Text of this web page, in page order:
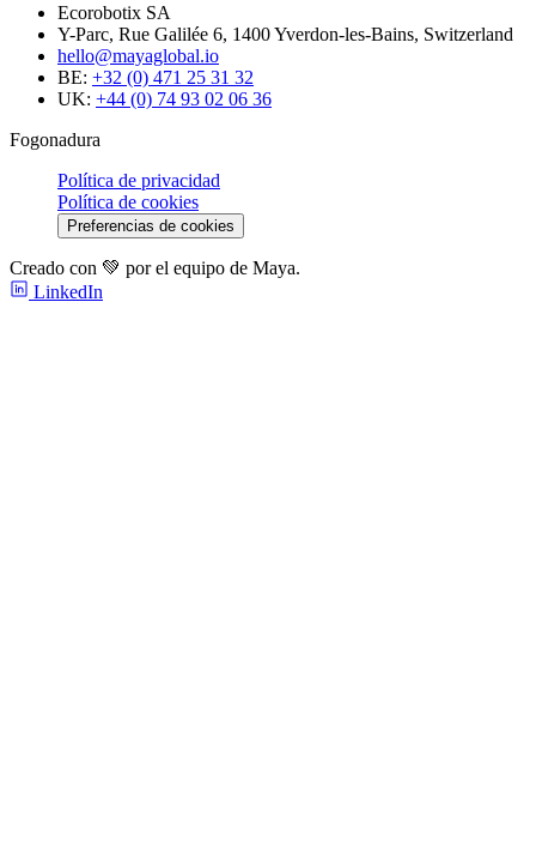
Ecorobotix SA
Y-Parc, Rue Galilée 6, 1400 Yverdon-les-Bains, Switzerland
hello@mayaglobal.io
BE: +32 (0) 471 25 31 32
UK: +44 (0) 74 93 02 06 36
Fogonadura
Política de privacidad
Política de cookies
Preferencias de cookies
Creado con 💚 por el equipo de Maya.
LinkedIn